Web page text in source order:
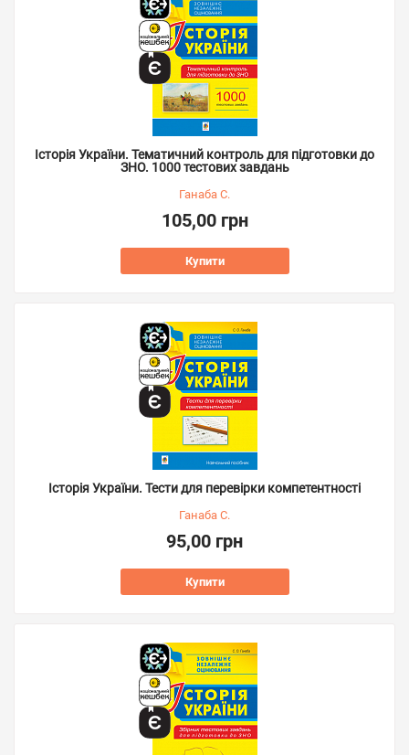
Історія України. Тематичний контроль для підготовки до
ЗНО. 1000 тестових завдань
Ганаба С.
105,00 грн
Купити
Історія України. Тести для перевірки компетентності
Ганаба С.
95,00 грн
Купити